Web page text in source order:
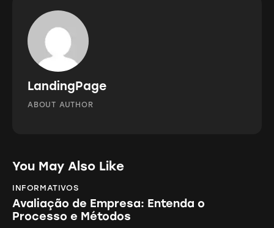
LandingPage
ABOUT AUTHOR
You May Also Like
INFORMATIVOS
Avaliação de Empresa: Entenda o
Processo e Métodos